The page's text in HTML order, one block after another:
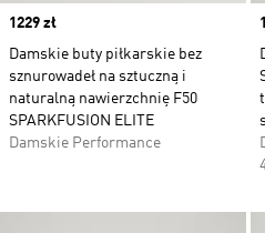
Price
1229 zł
Damskie buty piłkarskie bez
sznurowadeł na sztuczną i
naturalną nawierzchnię F50
SPARKFUSION ELITE
Damskie Performance